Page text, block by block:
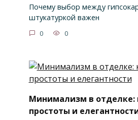
Почему выбор между
штукатуркой важен
0 0
Минимализм в отделке:
простоты и